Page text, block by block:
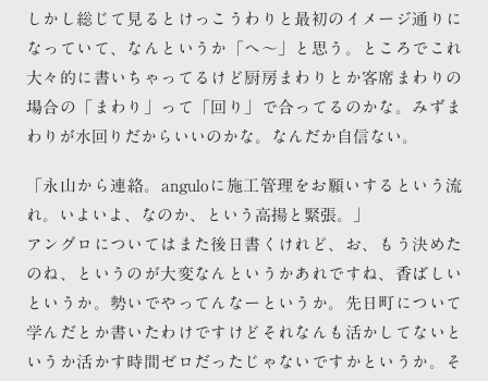
しかし総じて見るとけっこうわりと最初のイメージ通りに
なっていて、なんというか「へ〜」と思う。ところでこれ
大々的に書いちゃってるけど厨房まわりとか客席まわりの
場合の「まわり」って「回り」で合ってるのかな。みずま
わりが水回りだからいいのかな。なんだか自信ない。
「永山から連絡。anguloに施工管理をお願いするという流
れ。いよいよ、なのか、という高揚と緊張。」
アングロについてはまた後日書くけれど、お、もう決めた
のね、というのが大変なんというかあれですね、香ばしい
というか。勢いでやってんなーというか。先日町について
学んだとか書いたわけですけどそれなんも活かしてないと
いうか活かす時間ゼロだったじゃないですかというか。そ